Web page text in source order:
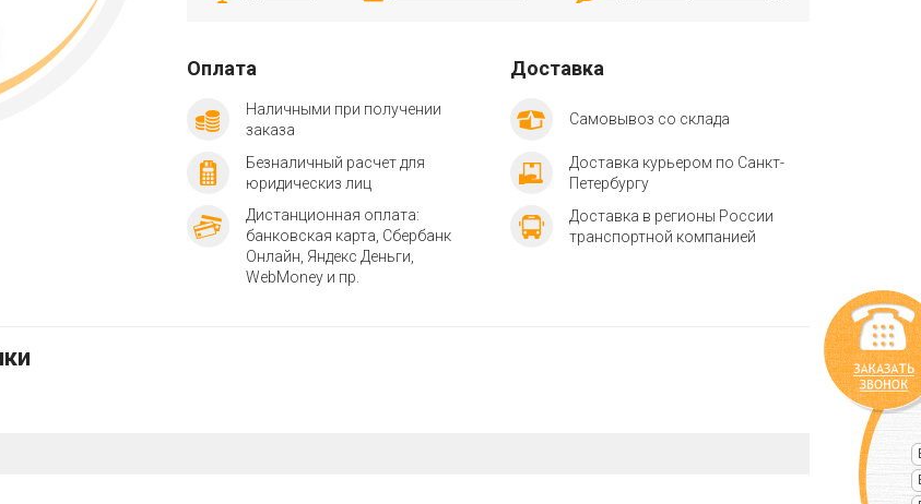
Оплата
Наличными при получении
заказа
Безналичный расчет для
юридическиз лиц
Дистанционная оплата:
банковская карта, Сбербанк
Онлайн, Яндекс Деньги,
WebMoney и пр.
Доставка
Самовывоз со склада
Доставка курьером по Санкт-
Петербургу
Доставка в регионы России
транспортной компанией